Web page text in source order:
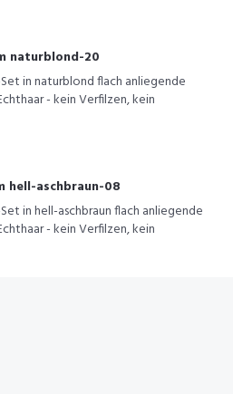
naturblond-20
in naturblond flach anliegende
- kein Verfilzen, kein
hell-aschbraun-08
in hell-aschbraun flach anliegende
- kein Verfilzen, kein